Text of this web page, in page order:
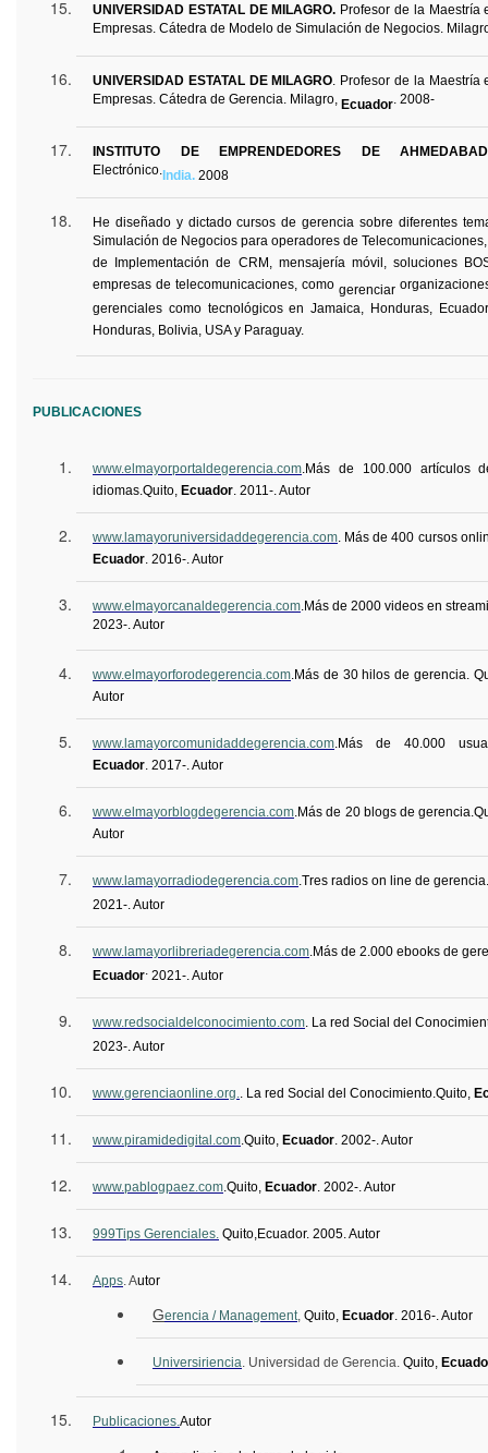
UNIVERSIDAD ESTATAL DE MILAGRO. Profesor de la Maestría
Empresas. Cátedra de Modelo de Simulación de Negocios.
UNIVERSIDAD ESTATAL DE MILAGRO . Profesor de la
Empresas. Cátedra de Gerencia. Milagro, Ecuador. 2008-
INSTITUTO DE EMPRENDEDORES DE AHMEDABAD
Electrónico.India. 2008
He diseñado y dictado cursos de gerencia sobre diferentes
Simulación de Negocios para operadores de
de Implementación de CRM, mensajería móvil, soluciones
empresas de telecomunicaciones, como gerenciar
gerenciales como tecnológicos en Jamaica, Honduras,
Honduras, Bolivia, USA y Paraguay.
PUBLICACIONES
www.elmayorportaldegerencia.com Más de 100.000 artículos
idiomas. Quito, Ecuador 2011-. Autor
www.lamayoruniversidaddegerencia.com . Más de 400 cursos
Ecuador 2016-. Autor
www.elmayorcanaldegerencia.com Más de 2000 videos en
2023-. Autor
www.elmayorforodegerencia.com Más de 30 hilos de gerencia.
Autor
www.lamayorcomunidaddegerencia.com Más de 40.000
Ecuador 2017-. Autor
www.elmayorblogdegerencia.com Más de 20 blogs de gerencia.
Autor
www.lamayorradiodegerencia.com Tres radios on line de gerencia.
2021-. Autor
www.lamayorlibreriadegerencia.com Más de 2.000 ebooks de
Ecuador. 2021-. Autor
www.redsocialdelconocimiento.com . La red Social del
2023-. Autor
www.gerenciaonline.org. . La red Social del Conocimiento Quito,
www.piramidedigital.com Quito, Ecuador 2002-. Autor
www.pablogpaez.com Quito, Ecuador 2002-. Autor
999Tips Gerenciales. Quito, Ecuador. 2005. Autor
Apps . Autor
Gerencia / Management Quito, Ecuador 2016-. Autor
Universiriencia . Universidad de Gerencia. Quito,
Publicaciones. Autor